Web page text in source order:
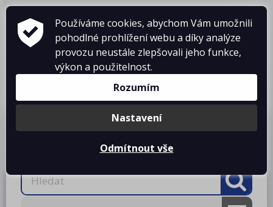
Košík je prázdný
O firmě
Projekty kuchyní
Ke stažení
Používáme cookies, abychom Vám umožnili
pohodlné prohlížení webu a díky analýze
provozu neustále zlepšovali jeho funkce,
výkon a použitelnost.
Rozumím
Nastavení
Odmítnout vše